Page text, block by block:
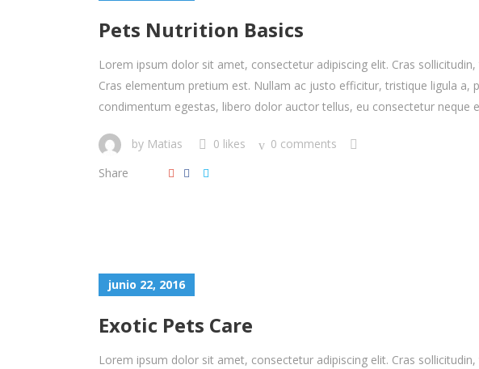
Pets Nutrition Basics
Lorem ipsum dolor sit amet, consectetur adipiscing elit. Cras
Cras elementum pretium est. Nullam ac justo efficitur, tristique ligula a,
condimentum egestas, libero dolor auctor tellus, eu consectetur neque
by Matias 0 likes
0 comments
Share
junio 22, 2016
Exotic Pets Care
Lorem ipsum dolor sit amet, consectetur adipiscing elit. Cras